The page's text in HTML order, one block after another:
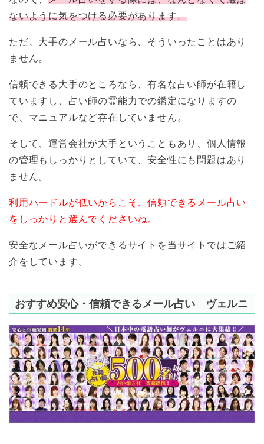
ないように気をつける必要があります。
ただ、大手のメール占いなら、そういったことはあり
ません。
信頼できる大手のところなら、有名な占い師が在籍し
ていますし、占い師の霊能力での鑑定になりますの
で、マニュアルなど存在していません。
そして、運営会社が大手ということもあり、個人情報
の管理もしっかりとしていて、安全性にも問題はあり
ません。
利用ハードルが低いからこそ、信頼できるメール占い
をしっかりと選んでくださいね。
安全なメール占いができるサイトを当サイトではご紹
介をしています。
おすすめ安心・信頼できるメール占い ヴェルニ